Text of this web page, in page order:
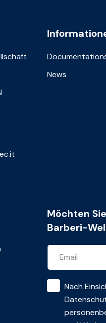
News
Möchten
Barberi-
Nach